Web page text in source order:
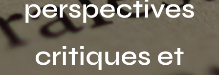
site
:
perspectives
critiques et